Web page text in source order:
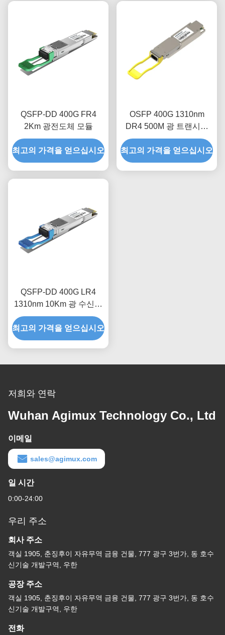
QSFP-DD 400G FR4
2Km 광전도체 모듈
최고의 가격을 얻으십시오
OSFP 400G 1310nm
DR4 500M 광 트랜시버
모듈
최고의 가격을 얻으십시오
QSFP-DD 400G LR4
1310nm 10Km 광 수신기
모듈
최고의 가격을 얻으십시오
저희와 연락
Wuhan Agimux Technology Co., Ltd
이메일
sales@agimux.com
일 시간
0:00-24:00
우리 주소
회사 주소
객실 1905, 춘징후이 자유무역 금융 건물, 777 광구 3번가, 동 호수
신기술 개발구역, 우한
공장 주소
객실 1905, 춘징후이 자유무역 금융 건물, 777 광구 3번가, 동 호수
신기술 개발구역, 우한
전화